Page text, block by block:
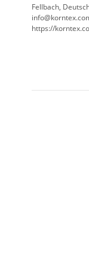
Fellbach,
https://